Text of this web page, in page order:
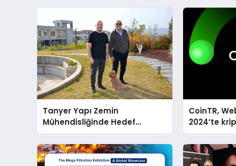
Tanyer Yapı Zemin
Mühendisliğinde Hedef
Büyüttü
CoinTR,
2024’te
tanınan